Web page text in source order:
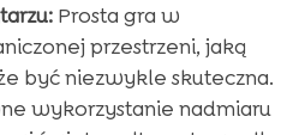
Prosta gra w
przestrzeni, jaką
być niezwykle skuteczna.
wykorzystanie nadmiaru